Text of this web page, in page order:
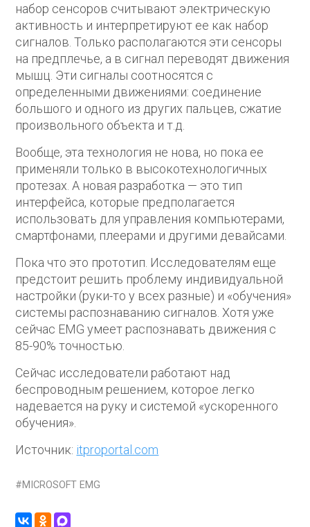
набор сенсоров считывают электрическую
активность и интерпретируют ее как набор
сигналов. Только располагаются эти сенсоры
на предплечье, а в сигнал переводят движения
мышц. Эти сигналы соотносятся с
определенными движениями: соединение
большого и одного из других пальцев, сжатие
произвольного объекта и т.д.
Вообще, эта технология не нова, но пока ее
применяли только в высокотехнологичных
протезах. А новая разработка — это тип
интерфейса, которые предполагается
использовать для управления компьютерами,
смартфонами, плеерами и другими девайсами.
Пока что это прототип. Исследователям еще
предстоит решить проблему индивидуальной
настройки (руки-то у всех разные) и «обучения»
системы распознаванию сигналов. Хотя уже
сейчас EMG умеет распознавать движения с
85-90% точностью.
Сейчас исследователи работают над
беспроводным решением, которое легко
надевается на руку и системой «ускоренного
обучения».
Источник: itproportal.com
MICROSOFT EMG